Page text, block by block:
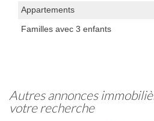
Appartements
Familles avec 3 enfants
autres annonces immobilières correspondant à
votre recherche